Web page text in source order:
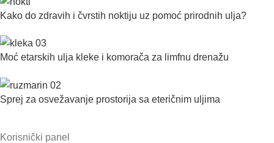
Kako do zdravih i čvrstih noktiju uz pomoć prirodnih ulja?
Moć etarskih ulja kleke i komorača za limfnu drenažu
Sprej za osvežavanje prostorija sa eteričnim uljima
Korisnički panel